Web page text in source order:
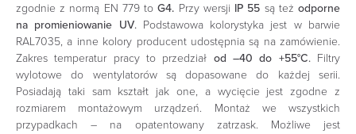
zgodnie z normą EN 779 toG4. Przy wersji IP 55 są teżodporne
na promieniowanie UV.Podstawowa kolorystyka jest w barwie
RAL7035, a inne kolory producent udostępnia są na zamówienie.
Zakres temperatur pracy to przedział od –40 do +55°C.Filtry
wylotowe do wentylatorów są dopasowane do każdej serii.
Posiadają taki sam kształt jak one, a wycięcie jest zgodne z
rozmiarem montażowym urządzeń. Montaż we wszystkich
przypadkach – na opatentowany zatrzask. Możliwe jest